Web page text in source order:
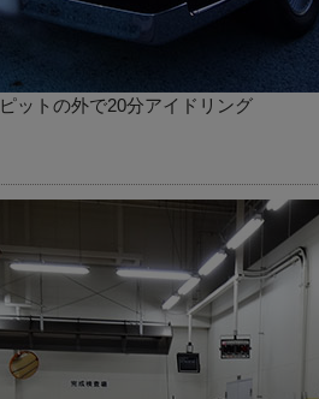
ピットの外で20分アイドリング